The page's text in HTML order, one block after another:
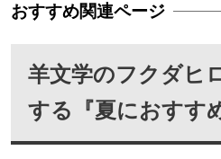
羊文学のフクダヒ
する『夏におすす